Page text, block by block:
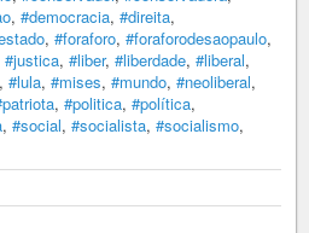
, #democracia, #direita,
, #foraforo, #foraforodesaopaulo,
#justica, #liber, #liberdade, #liberal,
, #lula, #mises, #mundo, #neoliberal,
, #politica, #política,
, #social, #socialista, #socialismo,